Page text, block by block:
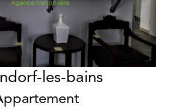
les-bains